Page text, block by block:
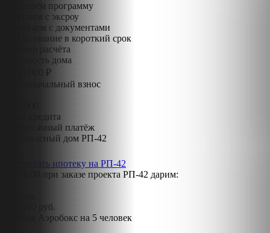
Подберём программу
Работаем с эксроу
Помогаем с документами
Согласование в короткий срок
Пример расчёта
Стоимость дома
8 745 000 ₽
Первоначальный взнос
Срок кредита
Ежемесячный платёж
Рассчитать ипотеку на РП-42
при заказе проекта РП-42 дарим:
120 000 руб.
Септик Аэробокс на 5 человек